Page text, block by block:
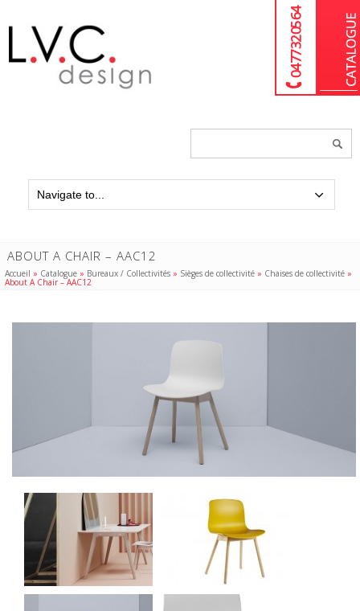
04 77 32 05 64
ABOUT A CHAIR – AAC12
Accueil » Catalogue » Bureaux / Collectivités » Sièges de collectivité » Chaises de collectivité »
About A Chair – AAC12